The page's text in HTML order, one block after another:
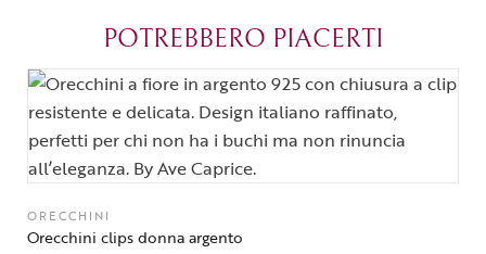
POTREBBERO PIACERTI
ORECCHINI
Orecchini clips donna argento